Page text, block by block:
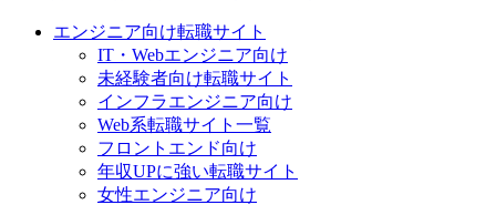
エンジニア向け転職サイト
IT・Webエンジニア向け
未経験者向け転職サイト
インフラエンジニア向け
Web系転職サイト一覧
フロントエンド向け
年収UPに強い転職サイト
女性エンジニア向け